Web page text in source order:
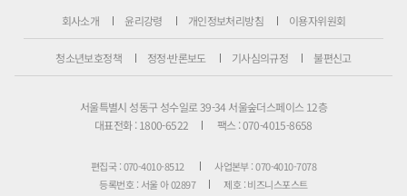
회사소개 윤리강령 개인정보처리방침 이용자위원회
청소년보호정책 정정·반론보도 기사심의규정 불편신고
서울특별시 성동구 성수일로 39-34 서울숲더스페이스 12층
대표전화 : 1800-6522
팩스 : 070-4015-8658
편집국 : 070-4010-8512
사업본부 : 070-4010-7078
등록번호 : 서울 아 02897
제호 : 비즈니스포스트